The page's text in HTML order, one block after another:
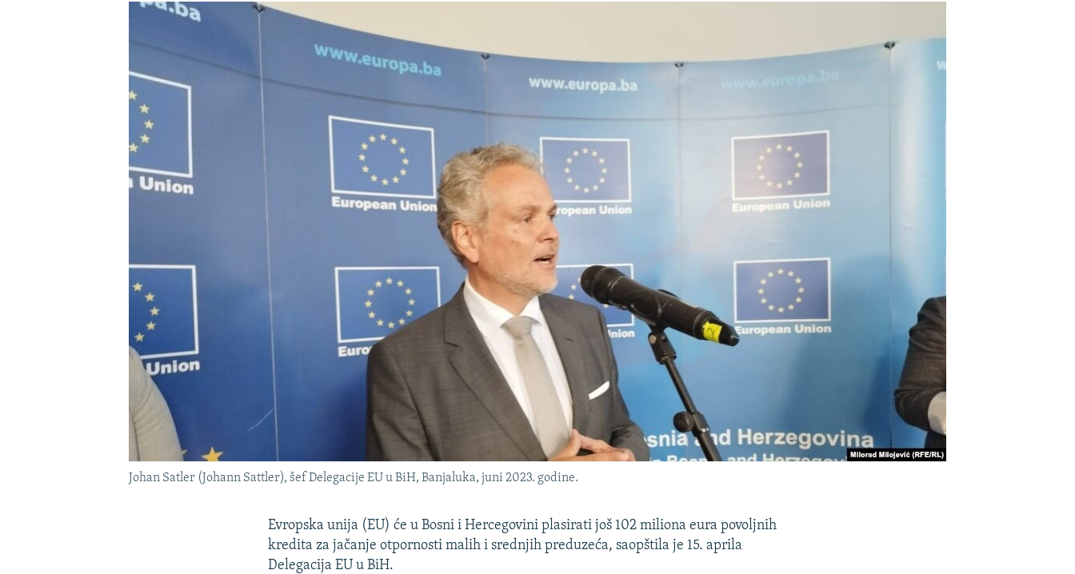
POPLAVE I KLIZIŠTA U BIH 2024.
TRI DECENIJE OD RATA U BIH
NASTANAK I RASPAD JUGOSLAVIJE
Johan Satler (Johann Sattler), šef Delegacije EU u BiH, Banjaluka, juni 2023. godine.
Evropska unija (EU) će u Bosni i Hercegovini plasirati još 102 miliona eura povoljnih
kredita za jačanje otpornosti malih i srednjih preduzeća, saopštila je 15. aprila
Delegacija EU u BiH.